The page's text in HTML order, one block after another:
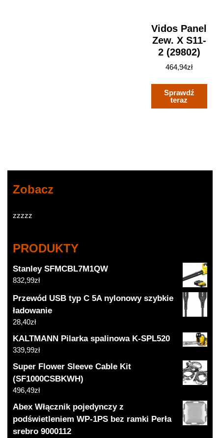
Vidos Panel
Zew. X S11-
2 (29802)
464,94zł
Sprawdź
teraz
Zobacz
zzzzz
PRODUKTY
Stanley SFMCBL7M1QW
832,99zł
Przewód USB typ C 5A nylonowy szybkie
ładowanie
28,40zł
KALTMANN Pilarka spalinowa K-SPL520
339,99zł
Super Flower Sleeve Cable Kit
(SF1000CSBKWH)
496,49zł
Abex Włącznik pojedynczy z
podświetleniem WP-1PS bez ramki Perła
srebro 9000112